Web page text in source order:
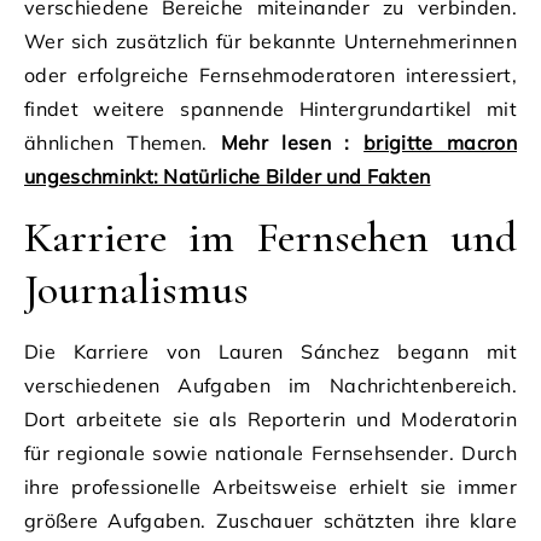
verschiedene Bereiche miteinander zu verbinden.
Wer sich zusätzlich für bekannte Unternehmerinnen
oder erfolgreiche Fernsehmoderatoren interessiert,
findet weitere spannende Hintergrundartikel mit
ähnlichen Themen. Mehr lesen : brigitte macron
ungeschminkt: Natürliche Bilder und Fakten
Karriere im Fernsehen und
Journalismus
Die Karriere von Lauren Sánchez begann mit
verschiedenen Aufgaben im Nachrichtenbereich.
Dort arbeitete sie als Reporterin und Moderatorin
für regionale sowie nationale Fernsehsender. Durch
ihre professionelle Arbeitsweise erhielt sie immer
größere Aufgaben. Zuschauer schätzten ihre klare